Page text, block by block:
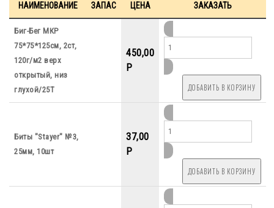
НАИМЕНОВАНИЕ ЗАПАС ЦЕНА ЗАКАЗАТЬ
Биг-Бег МКР
75*75*125см, 2ст,
120г/м2 верх
открытый, низ
глухой/25Т
450,00
P
Биты "Stayer" №3,
25мм, 10шт
37,00
P